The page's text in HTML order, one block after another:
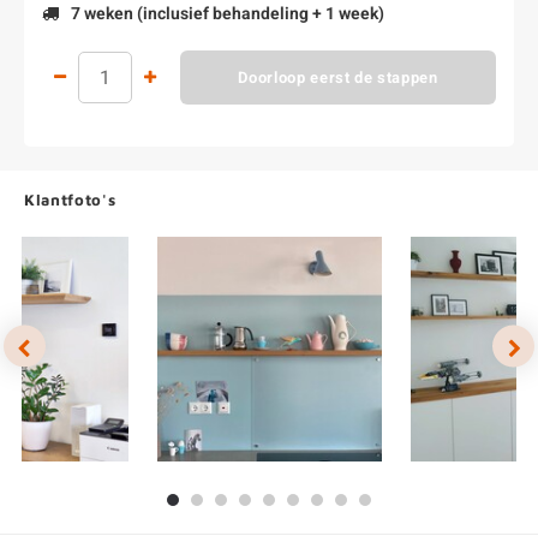
7 weken (inclusief behandeling + 1 week)
Doorloop eerst de stappen
Klantfoto's